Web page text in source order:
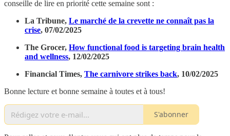
conseille de lire en priorité cette semaine sont :
La Tribune, Le marché de la crevette ne connaît pas la
crise, 07/02/2025
The Grocer, How functional food is targeting brain health
and wellness, 12/02/2025
Financial Times, The carnivore strikes back, 10/02/2025
Bonne lecture et bonne semaine à toutes et à tous!
S'abonner